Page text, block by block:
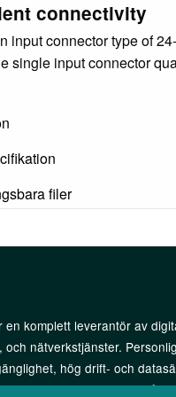
connectivity
input connector type of
single input connector
filer
en komplett leverantör av
och nätverkstjänster. Personlig
hög drift- och
för oss. Vi anpassar våra